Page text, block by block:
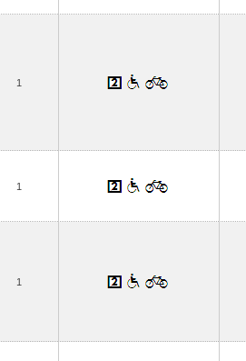
1
1
1